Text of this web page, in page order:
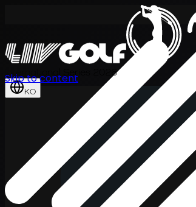
International Series 2026
KO
Skip to content